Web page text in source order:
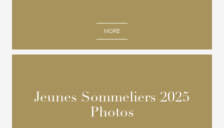
MORE
Jeunes Sommeliers 2025
Photos
Jeunes Sommeliers 2025
Photos